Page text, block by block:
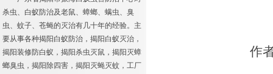
杀虫、白蚁防治及老鼠、蟑螂、螨虫、臭
虫、蚊子、苍蝇的灭治有几十年的经验。主
要从事各种揭阳白蚁防治，揭阳白蚁灭治，
揭阳装修防白蚁，揭阳杀虫灭鼠，揭阳灭蟑
螂臭虫，揭阳除四害，揭阳灭蝇灭蚊，工厂
作